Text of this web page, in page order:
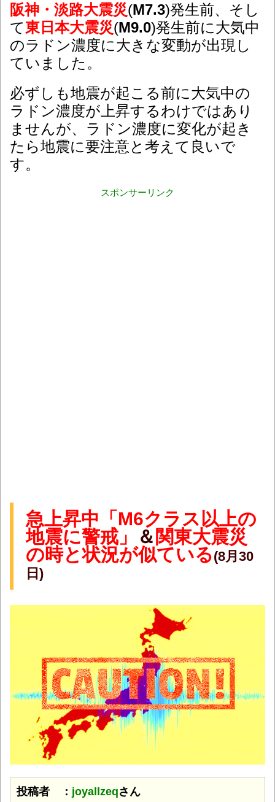
阪神・淡路大震災(M7.3)発生前、そし
て東日本大震災(M9.0)発生前に大気中
のラドン濃度に大きな変動が出現し
ていました。
必ずしも地震が起こる前に大気中の
ラドン濃度が上昇するわけではあり
ませんが、ラドン濃度に変化が起き
たら地震に要注意と考えて良いで
す。
スポンサーリンク
急上昇中「M6クラス以上の
地震に警戒」
＆ 関東大震災
の時と状況が似ている(8月30
日)
投稿者 ： joyallzeqさん